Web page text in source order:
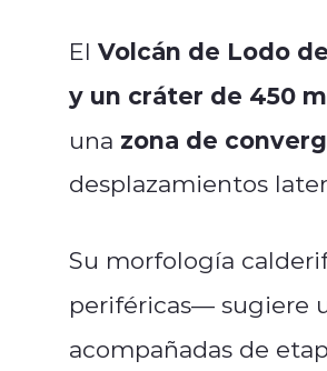
El Volcán de Lodo
y un cráter de 450
una zona de
desplazamientos
Su morfología
periféricas— sugiere
acompañadas de